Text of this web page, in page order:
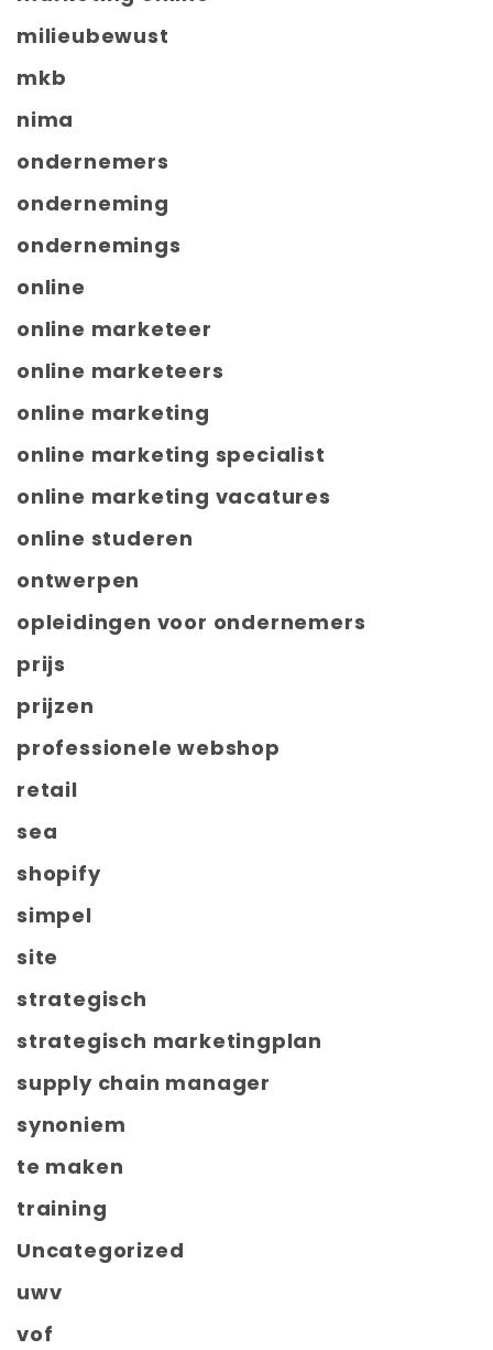
milieubewust
mkb
nima
ondernemers
onderneming
ondernemings
online
online marketeer
online marketeers
online marketing
online marketing specialist
online marketing vacatures
online studeren
ontwerpen
opleidingen voor ondernemers
prijs
prijzen
professionele webshop
retail
sea
shopify
simpel
site
strategisch
strategisch marketingplan
supply chain manager
synoniem
te maken
training
Uncategorized
uwv
vof